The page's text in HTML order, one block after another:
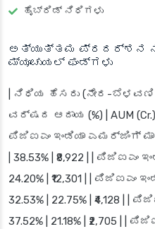
ಹೈಬ್ರಿಡ್ ನಿಧಿಗಳು
ಅತ್ಯುತ್ತಮ ಪ್ರದರ್ಶನ
ಮ್ಯೂಚುಯಲ್ ಫಂಡ್‌ಗಳು
| ನಿಧಿಯ ಹೆಸರು (ನೇರ-
ವರ್ಷದ ಆದಾಯ (%) | AUM
ಪಿಜಿಐಎಂ ಇಂಡಿಯಾ ಎಮರ್ಜಿಂಗ್
| 38.53% | ₹8,922 | | ಪಿಜಿಐಎಂ
24.20% | ₹12,301 | |
32.53% | 22.75% | ₹4,128 | |
37.52% | 21.18% | ₹2,705